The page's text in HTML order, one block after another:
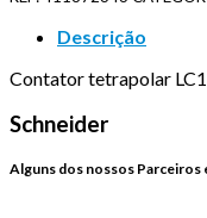
Descrição
Contator tetrapolar
Schneider
Alguns dos nossos Parceiros